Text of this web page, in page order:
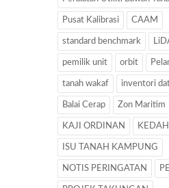
Pusat Kalibrasi CAAM
standard benchmark
pemilik unit orbit
tanah wakaf inventori
Balai Cerap Zon Maritim
KAJI ORDINAN
ISU TANAH KAMPUNG
NOTIS PERINGATAN